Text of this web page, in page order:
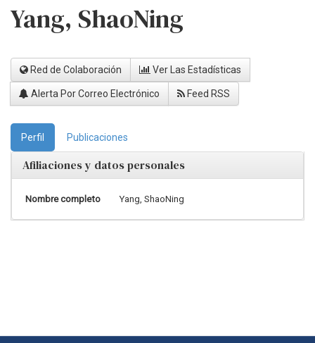
Yang, ShaoNing
Red de Colaboración Ver Las Estadísticas
Alerta Por Correo Electrónico Feed RSS
Perfil Publicaciones
Afiliaciones y datos personales
Nombre completo Yang, ShaoNing